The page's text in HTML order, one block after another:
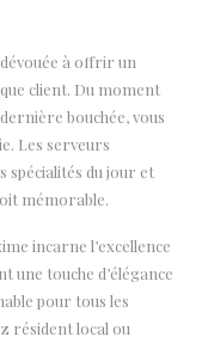
à offrir un
client. Du moment
bouchée, vous
Les serveurs
spécialités du jour et
mémorable.
incarne l’excellence
touche d’élégance
pour tous les
résident local ou